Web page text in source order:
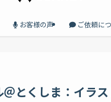
お客様の声 ご依頼に
＠とくしま：イラ